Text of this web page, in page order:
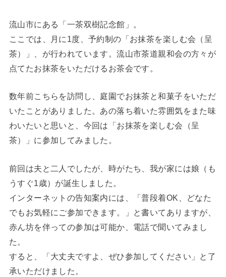
流山市にある「一茶双樹記念館」。
ここでは、月に1度、予約制の「お抹茶を楽しむ会（呈
茶）」、が行われています。流山市茶道親和会の方々が
点てたお抹茶をいただけるお茶会です。
数年前こちらを訪問し、庭園でお抹茶と和菓子をいただ
いたことがありました。あの落ち着いた雰囲気をまた味
わいたいと思いと、今回は「お抹茶を楽しむ会（呈
茶）」に参加してみました。
前回は夫と二人でしたが、時がたち、我が家には娘（も
うすぐ1歳）が誕生しました。
インターネットの告知案内には、「普段着OK、どなた
でもお気軽にご参加できます。」と書いてありますが、
赤ん坊を伴っての参加は可能か、電話で聞いてみまし
た。
すると、「大丈夫ですよ、ぜひ参加してください」と了
承いただけました。